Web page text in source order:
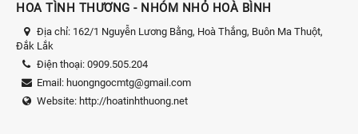
HOA TÌNH THƯƠNG - NHÓM NHỎ HOÀ BÌNH
Địa chỉ: 162/1 Nguyễn Lương Bằng, Hoà Thắng, Buôn Ma Thuột,
Đắk Lắk
Điện thoại: 0909.505.204
Email: huongngocmtg@gmail.com
Website: http://hoatinhthuong.net